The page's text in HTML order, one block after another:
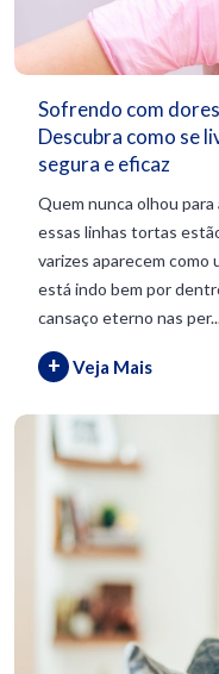
Sofrendo com
Descubra como se
segura e eficaz
Quem nunca olhou
essas linhas tortas
varizes aparecem como
está indo bem por
cansaço eterno nas
+ Veja Mais